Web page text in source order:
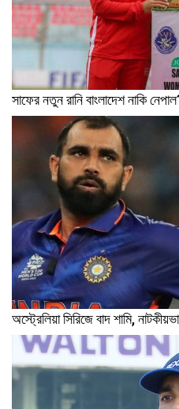
সাফের নতুন রানি বাংলাদেশ নাকি
অস্ট্রেলিয়া সিরিজে বাদ শামি,